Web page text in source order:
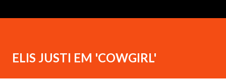
ELIS JUSTI EM 'COWGIRL'